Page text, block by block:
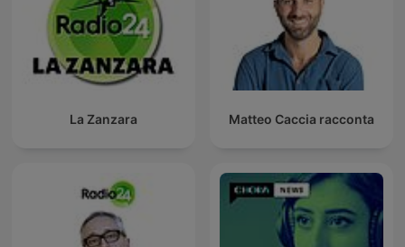
La Zanzara Matteo Caccia racconta